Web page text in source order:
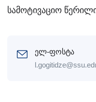
სამოტივაციო
ელ-ფოსტა